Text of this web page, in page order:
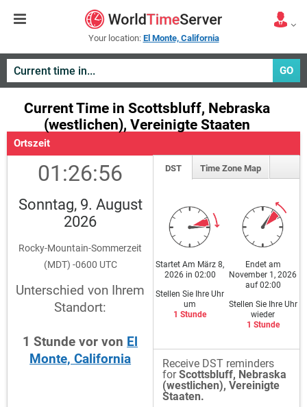
Your location: El Monte, California
GO
Current Time in Scottsbluff, Nebraska
(westlichen), Vereinigte Staaten
Ortszeit
01:26:56
Sonntag, 9. August
2026
Rocky-Mountain-Sommerzeit
(MDT) -0600 UTC
Unterschied von Ihrem
Standort:
1 Stunde vor von El
Monte, California
DST Time Zone Map
Startet Am März 8,
2026 in 02:00
Stellen Sie Ihre Uhr
um
1 Stunde
Endet am
November 1, 2026
auf 02:00
Stellen Sie Ihre Uhr
wieder
1 Stunde
Receive DST reminders
forScottsbluff, Nebraska
(westlichen), Vereinigte
Staaten.